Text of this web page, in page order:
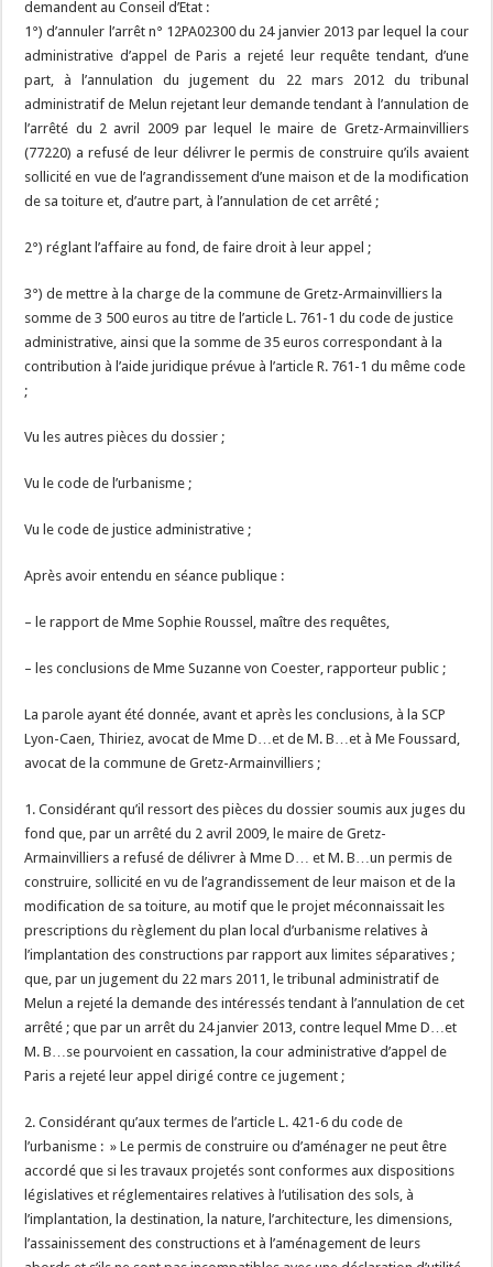
demandent au Conseil d’Etat :
1°) d’annuler l’arrêt n° 12PA02300 du 24 janvier 2013 par lequel la cour
administrative d’appel de Paris a rejeté leur requête tendant, d’une
part, à l’annulation du jugement du 22 mars 2012 du tribunal
administratif de Melun rejetant leur demande tendant à l’annulation de
l’arrêté du 2 avril 2009 par lequel le maire de Gretz-Armainvilliers
(77220) a refusé de leur délivrer le permis de construire qu’ils avaient
sollicité en vue de l’agrandissement d’une maison et de la modification
de sa toiture et, d’autre part, à l’annulation de cet arrêté ;
2°) réglant l’affaire au fond, de faire droit à leur appel ;
3°) de mettre à la charge de la commune de Gretz-Armainvilliers la
somme de 3 500 euros au titre de l’article L. 761-1 du code de justice
administrative, ainsi que la somme de 35 euros correspondant à la
contribution à l’aide juridique prévue à l’article R. 761-1 du même code
;
Vu les autres pièces du dossier ;
Vu le code de l’urbanisme ;
Vu le code de justice administrative ;
Après avoir entendu en séance publique :
– le rapport de Mme Sophie Roussel, maître des requêtes,
– les conclusions de Mme Suzanne von Coester, rapporteur public ;
La parole ayant été donnée, avant et après les conclusions, à la SCP
Lyon-Caen, Thiriez, avocat de Mme D…et de M. B…et à Me Foussard,
avocat de la commune de Gretz-Armainvilliers ;
1. Considérant qu’il ressort des pièces du dossier soumis aux juges du
fond que, par un arrêté du 2 avril 2009, le maire de Gretz-
Armainvilliers a refusé de délivrer à Mme D… et M. B…un permis de
construire, sollicité en vu de l’agrandissement de leur maison et de la
modification de sa toiture, au motif que le projet méconnaissait les
prescriptions du règlement du plan local d’urbanisme relatives à
l’implantation des constructions par rapport aux limites séparatives ;
que, par un jugement du 22 mars 2011, le tribunal administratif de
Melun a rejeté la demande des intéressés tendant à l’annulation de cet
arrêté ; que par un arrêt du 24 janvier 2013, contre lequel Mme D…et
M. B…se pourvoient en cassation, la cour administrative d’appel de
Paris a rejeté leur appel dirigé contre ce jugement ;
2. Considérant qu’aux termes de l’article L. 421-6 du code de
l’urbanisme : » Le permis de construire ou d’aménager ne peut être
accordé que si les travaux projetés sont conformes aux dispositions
législatives et réglementaires relatives à l’utilisation des sols, à
l’implantation, la destination, la nature, l’architecture, les dimensions,
l’assainissement des constructions et à l’aménagement de leurs